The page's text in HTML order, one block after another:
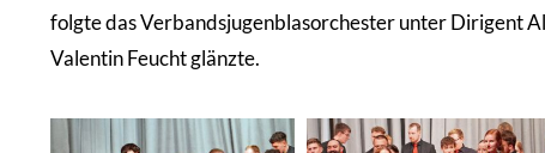
folgte das Verbandsjugenblasorchester unter Dirigent
Valentin Feucht glänzte.